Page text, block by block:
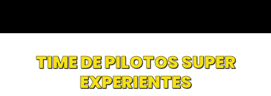
TIME DE PILOTOS SUPER
EXPERIENTES